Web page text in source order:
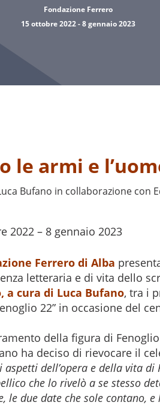
Fondazione Ferrero
15 ottobre 2022 - 8 gennaio 2023
le armi e
Bufano in collaborazione con
2022 – 8 gennaio 2023
Ferrero di Alba
letteraria e di vita dello
a cura di Luca Bufano, tra i
22” in occasione del
della figura di
ha deciso di rievocare il
dell’opera e della vita di
che lo rivelò a se stesso
le due date che sole contano,